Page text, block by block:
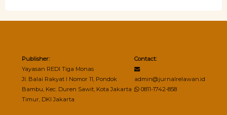
Publisher:
Yayasan REDI Tiga Monas
Jl. Balai Rakyat I Nomor 11, Pondok
Bambu, Kec. Duren Sawit, Kota Jakarta
Timur, DKI Jakarta
Contact:
admin@jurnalrelawan.id
0811-1742-858